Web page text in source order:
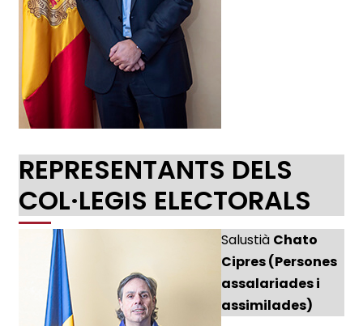
REPRESENTANTS DELS
COL·LEGIS ELECTORALS
Salustià Chato
Cipres (Persones
assalariades i
assimilades)